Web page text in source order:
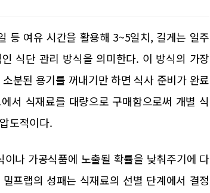
등 여유 시간을 활용해 3~5일치, 길게는 일주
식단 관리 방식을 의미한다. 이 방식의 가장
분된 용기를 꺼내기만 하면 식사 준비가 완료
서 식재료를 대량으로 구매함으로써 개별 식
도적이다.
나 가공식품에 노출될 확률을 낮춰주기에 다
프랩의 성패는 식재료의 선별 단계에서 결정